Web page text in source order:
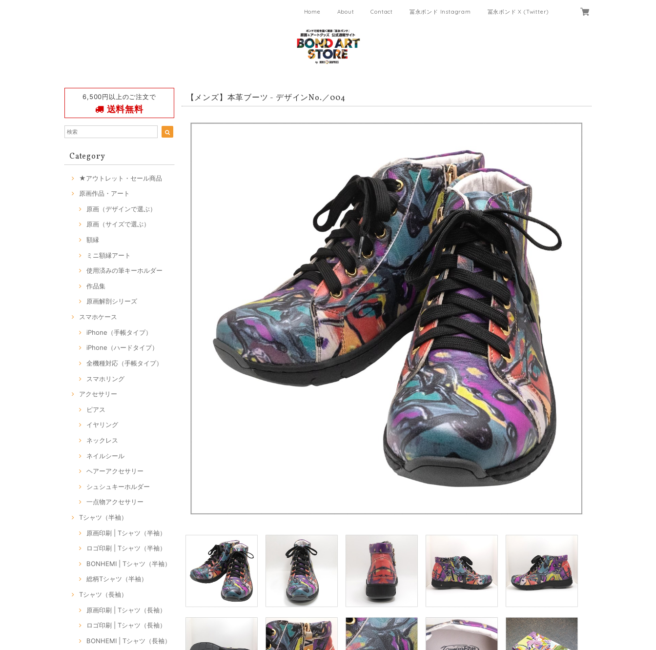
Home About Contact 冨永ボンド Instagram 冨永ボンド X (Twitter)
6,500円以上のご注文で
送料無料
Category
★アウトレット・セール商品
原画作品・アート
原画（デザインで選ぶ）
原画（サイズで選ぶ）
額縁
ミニ額縁アート
使用済みの筆キーホルダー
作品集
原画解剖シリーズ
スマホケース
iPhone（手帳タイプ）
iPhone（ハードタイプ）
全機種対応（手帳タイプ）
スマホリング
アクセサリー
ピアス
イヤリング
ネックレス
ネイルシール
ヘアーアクセサリー
シュシュキーホルダー
一点物アクセサリー
Tシャツ（半袖）
原画印刷 | Tシャツ（半袖）
ロゴ印刷 | Tシャツ（半袖）
BONHEMI | Tシャツ（半袖）
総柄Tシャツ（半袖）
Tシャツ（長袖）
原画印刷 | Tシャツ（長袖）
ロゴ印刷 | Tシャツ（長袖）
BONHEMI | Tシャツ（長袖）
【メンズ】本革ブーツ - デザインNo.／004